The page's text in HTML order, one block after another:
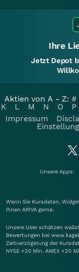
Ihre
Jetzt Depot
Aktien von A - Z: #
K
L M N O P
Impressum
Unsere Apps:
Wenn Sie Kursdaten,
Ihnen ARIVA gerne.
Unsere User schätzen
Bewertungen bei
Zeitverzögerung der
NYSE +20 Min. AMEX +20